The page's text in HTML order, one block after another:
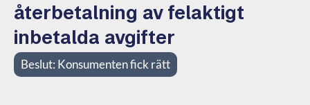
återbetalning av felaktigt
inbetalda avgifter
Beslut: Konsumenten fick rätt